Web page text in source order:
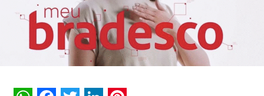
Para celebrar o marco dos 20 milhões de clientes, a
fintech faz ativações em suas redes sociais, entre elas a
publicação de um divertido
vídeo que simula um
documentário, além da criação de uma bandeira própria.
Na peça veiculada, o Nubank introduz aos espectadores
personagem Vigésimo Millones, que relata suas